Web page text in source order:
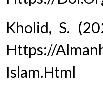
Kholid, S.
Https://
Islam.Html